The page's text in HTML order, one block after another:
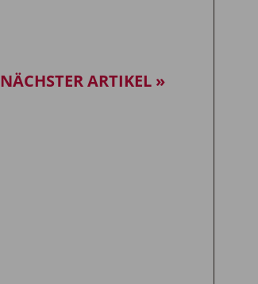
NÄCHSTER ARTIKEL »